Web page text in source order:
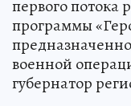
первого потока
программы
военной
губернатор